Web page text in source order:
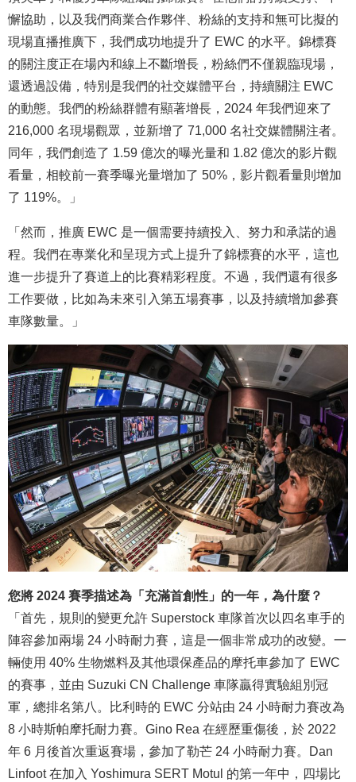
懈協助，以及我們商業合作夥伴、粉絲的支持和無可比擬的
現場直播推廣下，我們成功地提升了 EWC 的水平。錦標賽
的關注度正在場內和線上不斷增長，粉絲們不僅親臨現場，
還透過設備，特別是我們的社交媒體平台，持續關注 EWC
的動態。我們的粉絲群體有顯著增長，2024 年我們迎來了
216,000 名現場觀眾，並新增了 71,000 名社交媒體關注者。
同年，我們創造了 1.59 億次的曝光量和 1.82 億次的影片觀
看量，相較前一賽季曝光量增加了 50%，影片觀看量則增加
了 119%。」
「然而，推廣 EWC 是一個需要持續投入、努力和承諾的過
程。我們在專業化和呈現方式上提升了錦標賽的水平，這也
進一步提升了賽道上的比賽精彩程度。不過，我們還有很多
工作要做，比如為未來引入第五場賽事，以及持續增加參賽
車隊數量。」
您將 2024 賽季描述為「充滿首創性」的一年，為什麼？
「首先，規則的變更允許 Superstock 車隊首次以四名車手的
陣容參加兩場 24 小時耐力賽，這是一個非常成功的改變。一
輛使用 40% 生物燃料及其他環保產品的摩托車參加了 EWC
的賽事，並由 Suzuki CN Challenge 車隊贏得實驗組別冠
軍，總排名第八。比利時的 EWC 分站由 24 小時耐力賽改為
8 小時斯帕摩托耐力賽。Gino Rea 在經歷重傷後，於 2022
年 6 月後首次重返賽場，參加了勒芒 24 小時耐力賽。Dan
Linfoot 在加入 Yoshimura SERT Motul 的第一年中，四場比